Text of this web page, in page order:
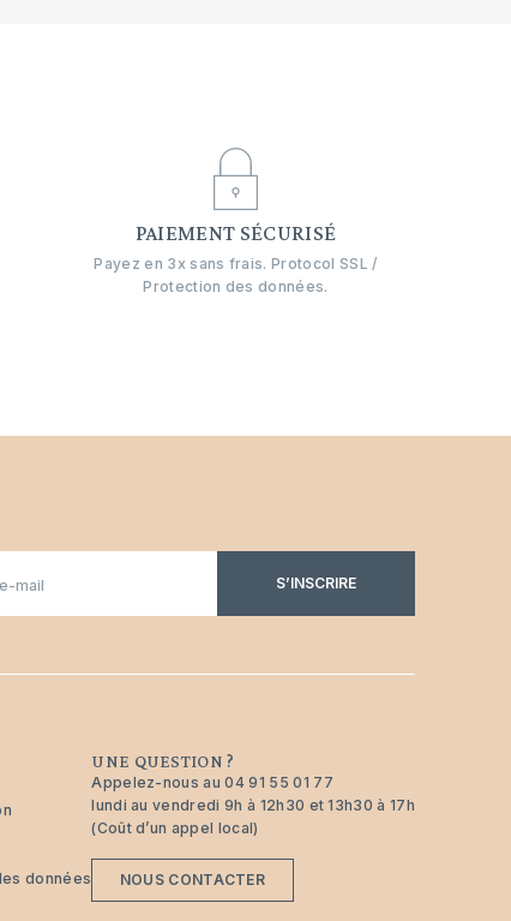
PAIEMENT SÉCURISÉ
Payez en 3x sans frais. Protocol SSL /
Protection des données.
S’INSCRIRE
données
UNE QUESTION ?
Appelez-nous au04 91 55 01 77
lundi au vendredi 9h à 12h30 et 13h30 à 17h
(Coût d’un appel local)
NOUS CONTACTER